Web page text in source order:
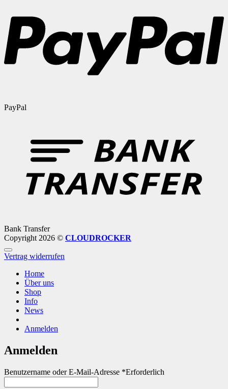
PayPal
Bank Transfer
Copyright 2026 © CLOUDROCKER
Vertrag widerrufen
Home
Über uns
Shop
Info
News
Anmelden
Anmelden
Benutzername oder E-Mail-Adresse *Erforderlich